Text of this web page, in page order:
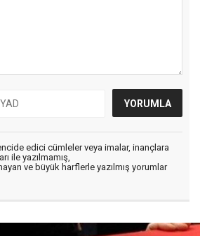
edici cümleler veya imalar, inançlara
ile yazılmamış,
ve büyük harflerle yazılmış yorumlar